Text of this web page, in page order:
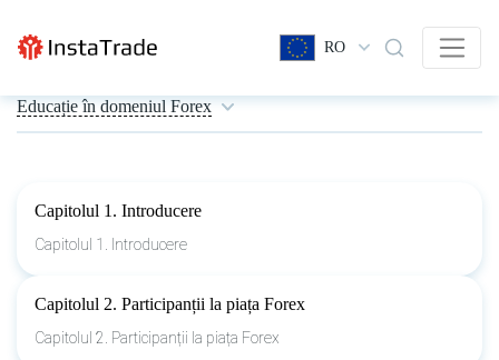
RO
Educație în domeniul Forex
Capitolul 1. Introducere
Capitolul 1. Introducere
Capitolul 2. Participanții la piața Forex
Capitolul 2. Participanții la piața Forex